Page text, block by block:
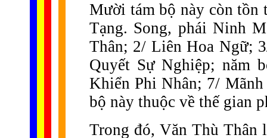
Mười tám bộ này còn tồn
Tạng. Song, phái Ninh
Thân; 2/ Liên Hoa Ngữ;
Quyết Sự Nghiệp; năm
Khiển Phi Nhân; 7/
bộ này thuộc về thế gian
Trong đó, Văn Thù